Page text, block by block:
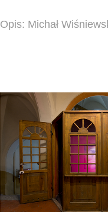
Opis: Michał